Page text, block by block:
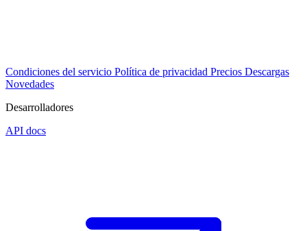
Condiciones del servicio Política de privacidad Precios Descargas
Novedades
Desarrolladores
API docs